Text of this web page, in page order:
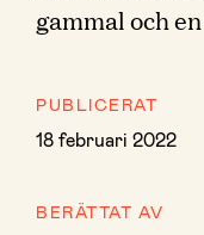
gammal och
PUBLICERAT
18 februari 2022
BERÄTTAT AV